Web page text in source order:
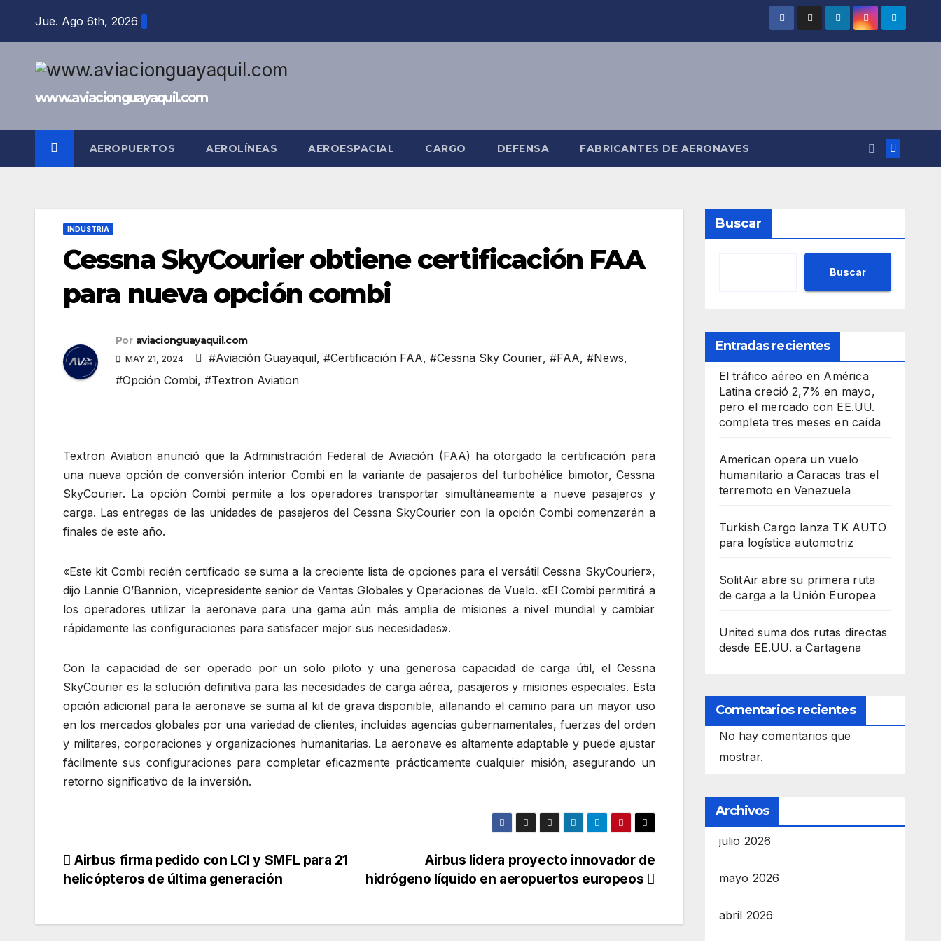
Jue. Ago 6th, 2026
www.aviacionguayaquil.com
AEROPUERTOS AEROLÍNEAS AEROESPACIAL CARGO DEFENSA FABRICANTES DE AERONAVES
INDUSTRIA
Cessna SkyCourier obtiene certificación FAA
para nueva opción combi
Por aviacionguayaquil.com
MAY 21, 2024 #Aviación Guayaquil, #Certificación FAA, #Cessna Sky Courier, #FAA, #News,
#Opción Combi, #Textron Aviation
Textron Aviation anunció que la Administración Federal de Aviación (FAA) ha otorgado la certificación para
una nueva opción de conversión interior Combi en la variante de pasajeros del turbohélice bimotor, Cessna
SkyCourier. La opción Combi permite a los operadores transportar simultáneamente a nueve pasajeros y
carga. Las entregas de las unidades de pasajeros del Cessna SkyCourier con la opción Combi comenzarán a
finales de este año.
«Este kit Combi recién certificado se suma a la creciente lista de opciones para el versátil Cessna SkyCourier»,
dijo Lannie O’Bannion, vicepresidente senior de Ventas Globales y Operaciones de Vuelo. «El Combi permitirá a
los operadores utilizar la aeronave para una gama aún más amplia de misiones a nivel mundial y cambiar
rápidamente las configuraciones para satisfacer mejor sus necesidades».
Con la capacidad de ser operado por un solo piloto y una generosa capacidad de carga útil, el Cessna
SkyCourier es la solución definitiva para las necesidades de carga aérea, pasajeros y misiones especiales. Esta
opción adicional para la aeronave se suma al kit de grava disponible, allanando el camino para un mayor uso
en los mercados globales por una variedad de clientes, incluidas agencias gubernamentales, fuerzas del orden
y militares, corporaciones y organizaciones humanitarias. La aeronave es altamente adaptable y puede ajustar
fácilmente sus configuraciones para completar eficazmente prácticamente cualquier misión, asegurando un
retorno significativo de la inversión.
Navegación
entradas
Airbus lidera proyecto innovador de
hidrógeno líquido en aeropuertos europeos
Airbus firma pedido con LCI y SMFL para 21
helicópteros de última generación
Buscar
Buscar
Entradas recientes
El tráfico aéreo en América
Latina creció 2,7% en mayo,
pero el mercado con EE.UU.
completa tres meses en caída
American opera un vuelo
humanitario a Caracas tras el
terremoto en Venezuela
Turkish Cargo lanza TK AUTO
para logística automotriz
SolitAir abre su primera ruta
de carga a la Unión Europea
United suma dos rutas directas
desde EE.UU. a Cartagena
Comentarios recientes
No hay comentarios que
mostrar.
Archivos
julio 2026
mayo 2026
abril 2026